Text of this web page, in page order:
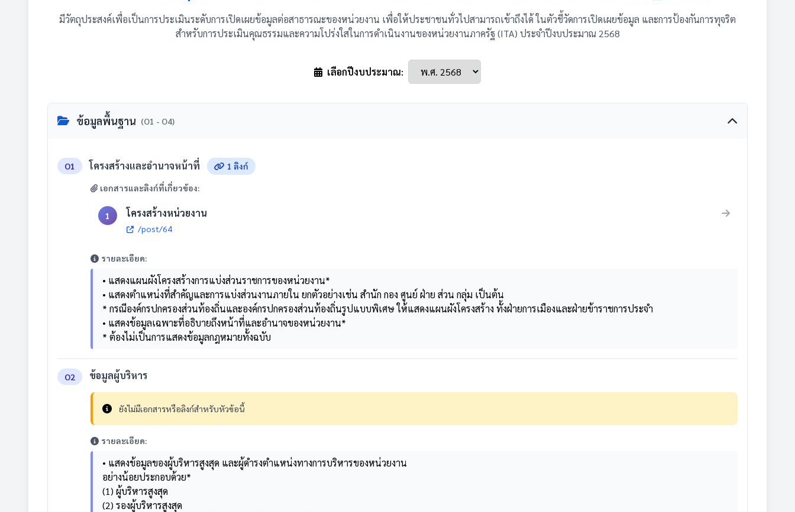
มีวัตถุประสงค์เพื่อเป็นการประเมินระดับการเปิดเผยข้อมูลต่อสาธารณะของหน่วยงาน เพื่อให้ประชาชนทั่วไปสามารถเข้าถึงได้ ในตัวชี้วัดการเปิดเผยข้อมูล และการป้องกันการทุจริต
สำหรับการประเมินคุณธรรมและความโปร่งใสในการดำเนินงานของหน่วยงานภาครัฐ (ITA) ประจำปีงบประมาณ 2568
เลือกปีงบประมาณ:
ข้อมูลพื้นฐาน (O1 - O4)
O1 โครงสร้างและอำนาจหน้าที่ 1 ลิงก์
เอกสารและลิงก์ที่เกี่ยวข้อง:
1 โครงสร้างหน่วยงาน
/post/64
รายละเอียด:
• แสดงแผนผังโครงสร้างการแบ่งส่วนราชการของหน่วยงาน*
• แสดงตำแหน่งที่สำคัญและการแบ่งส่วนงานภายใน ยกตัวอย่างเช่น สำนัก กอง ศูนย์ ฝ่าย ส่วน กลุ่ม เป็นต้น
* กรณีองค์กรปกครองส่วนท้องถิ่นและองค์กรปกครองส่วนท้องถิ่นรูปแบบพิเศษ ให้แสดงแผนผังโครงสร้าง ทั้งฝ่ายการเมืองและฝ่ายข้าราชการประจำ
• แสดงข้อมูลเฉพาะที่อธิบายถึงหน้าที่และอำนาจของหน่วยงาน*
* ต้องไม่เป็นการแสดงข้อมูลกฎหมายทั้งฉบับ
O2 ข้อมูลผู้บริหาร
ยังไม่มีเอกสารหรือลิงก์สำหรับหัวข้อนี้
รายละเอียด:
• แสดงข้อมูลของผู้บริหารสูงสุด และผู้ดำรงตำแหน่งทางการบริหารของหน่วยงาน
อย่างน้อยประกอบด้วย*
(1) ผู้บริหารสูงสุด
(2) รองผู้บริหารสูงสุด